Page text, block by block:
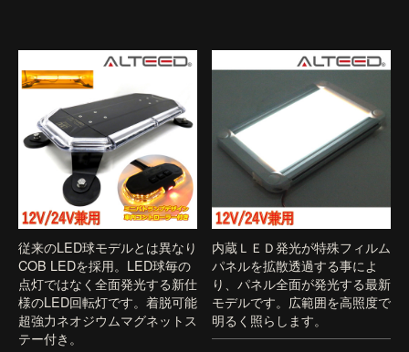
従来のLED球モデルとは異なり
COB LEDを採用。LED球毎の
点灯ではなく全面発光する新仕
様のLED回転灯です。着脱可能
超強力ネオジウムマグネットス
テー付き。
内蔵ＬＥＤ発光が特殊フィルム
パネルを拡散透過する事によ
り、パネル全面が発光する最新
モデルです。広範囲を高照度で
明るく照らします。